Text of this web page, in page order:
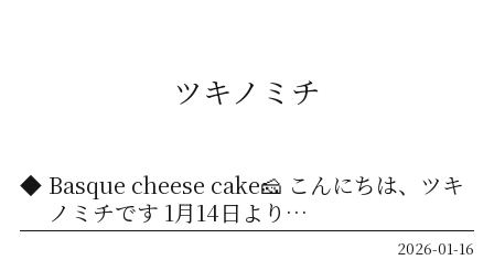
ツキノミチ
Basque cheese cake🧀 こんにちは、ツキ
ノミチです️ 1月14日より…
2026-01-16